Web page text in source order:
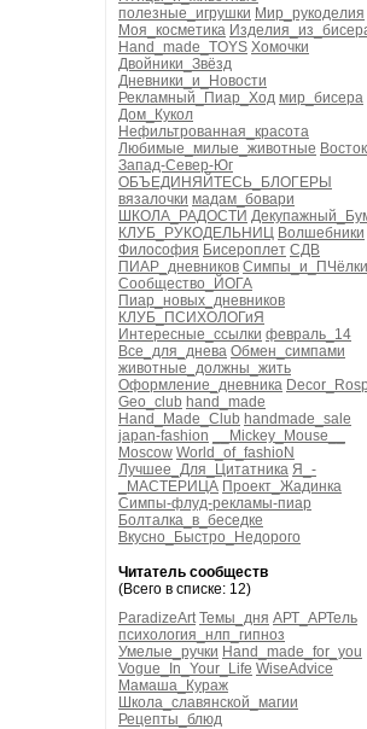
полезные_игрушки Мир_рукоделия
Моя_косметика
Hand_made_TOYS Хомочки
Двойники_Звёзд
Дневники_и_Новости
Рекламный_Пиар_Ход мир_бисера
Дом_Кукол
Нефильтрованная_красота
Любимые_милые_животные
Запад-Север-Юг
ОБЪЕДИНЯЙТЕСЬ_БЛОГЕРЫ
вязалочки мадам_бовари
ШКОЛА_РАДОСТИ
КЛУБ_РУКОДЕЛЬНИЦ Волшебники
Философия Бисероплет СДВ
ПИАР_дневников Симпы_и_ПЧёлки
Сообщество_ЙОГА
Пиар_новых_дневников
КЛУБ_ПСИХОЛОГиЯ
Интересные_ссылки февраль_14
Все_для_днева Обмен_симпами
животные_должны_жить
Оформление_дневника
Geo_club hand_made
Hand_Made_Club handmade_sale
japan-fashion
__Mickey_Mouse__
Moscow World_of_fashioN
Лучшее_Для_Цитатника Я_-
_МАСТЕРИЦА Проект_Жадинка
Симпы-флуд-рекламы-пиар
Болталка_в_беседке
Вкусно_Быстро_Недорого
Читатель сообществ
(Всего в списке: 12)
ParadizeArt Темы_дня АРТ_АРТель
психология_нлп_гипноз
Умелые_ручки Hand_made_for_you
Vogue_In_Your_Life WiseAdvice
Мамаша_Кураж
Школа_славянской_магии
Рецепты_блюд